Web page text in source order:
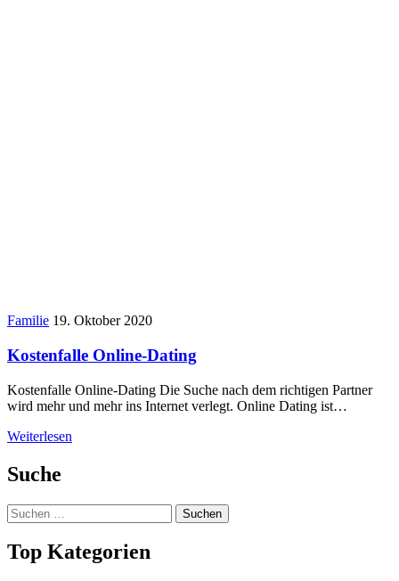
Familie 19. Oktober 2020
Kostenfalle Online-Dating
Kostenfalle Online-Dating Die Suche nach dem richtigen Partner
wird mehr und mehr ins Internet verlegt. Online Dating ist…
Weiterlesen
Suche
Suchen
nach:
Top Kategorien